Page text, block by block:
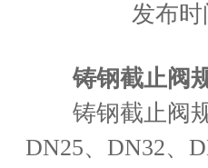
发布时
铸钢截止阀
铸钢截止阀规
DN25、DN32、